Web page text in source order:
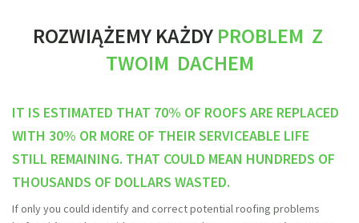
ROZWIĄŻEMY KAŻDY PROBLEM Z
TWOIM DACHEM
IT IS ESTIMATED THAT 70% OF ROOFS ARE REPLACED
WITH 30% OR MORE OF THEIR SERVICEABLE LIFE
STILL REMAINING. THAT COULD MEAN HUNDREDS OF
THOUSANDS OF DOLLARS WASTED.
If only you could identify and correct potential roofing problems